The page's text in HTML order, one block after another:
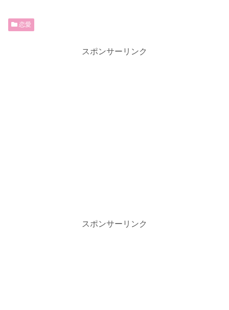
恋愛
スポンサーリンク
スポンサーリンク